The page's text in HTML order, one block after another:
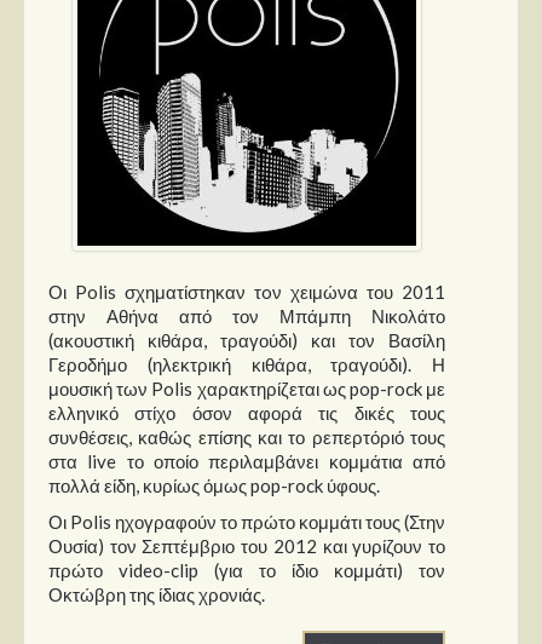
Ταινίες
Βιβλία
Video News
Καλλιτέχνες
Μουσικοί
Διάφοροι
Νέα
Στήλες
Polls
Small Talk
Blog
Οι Polis σχηματίστηκαν τoν χειμώνα του 2011
στην Αθήνα από τον Μπάμπη Νικολάτο
(ακουστική κιθάρα, τραγούδι) και τον Βασίλη
Γεροδήμο (ηλεκτρική κιθάρα, τραγούδι). Η
μουσική των Polis χαρακτηρίζεται ως pop-rock με
ελληνικό στίχο όσον αφορά τις δικές τους
συνθέσεις, καθώς επίσης και το ρεπερτόριό τους
στα live το οποίο περιλαμβάνει κομμάτια από
πολλά είδη, κυρίως όμως pop-rock ύφους.
Οι Polis ηχογραφούν το πρώτο κομμάτι τους (Στην
Ουσία) τον Σεπτέμβριο του 2012 και γυρίζουν το
πρώτο video-clip (για το ίδιο κομμάτι) τον
Οκτώβρη της ίδιας χρονιάς.